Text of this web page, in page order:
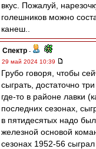
вкус. Пожалуй,
голешников можно
канеш..
Спектр -
29 май 2024 10:39
Грубо говоря, чтобы
сыграть, достаточно
где-то в районе лавки
последних сезонах,
в пятидесятых надо
железной основой
сезонах 1952-56